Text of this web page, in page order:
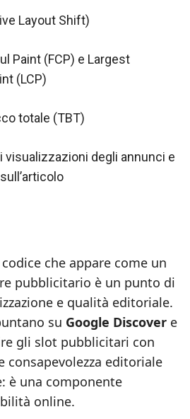
Layout Shift)
Paint (FCP) e Largest
(LCP)
totale (TBT)
visualizzazioni degli annunci e
che appare come un
pubblicitario è un punto di
e qualità editoriale.
su Google Discover e
gli slot pubblicitari con
consapevolezza editoriale
è una componente
online.